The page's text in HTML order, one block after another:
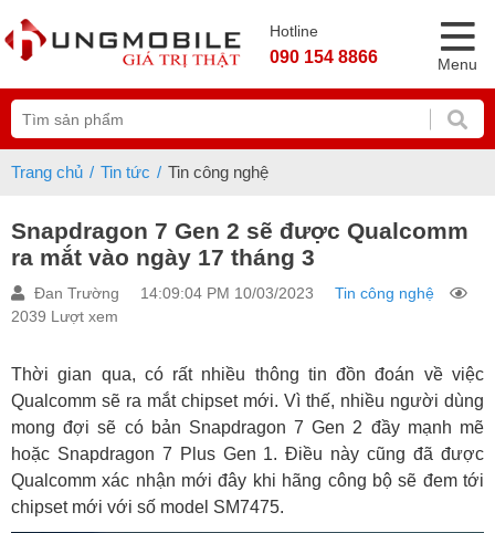
Hotline
090 154 8866 Menu
Trang chủ Tin tức Tin công nghệ
Snapdragon 7 Gen 2 sẽ được Qualcomm
ra mắt vào ngày 17 tháng 3
Đan Trường 14:09:04 PM 10/03/2023
Tin công nghệ
2039 Lượt xem
Thời gian qua, có rất nhiều thông tin đồn đoán về việc
Qualcomm sẽ ra mắt chipset mới. Vì thế, nhiều người dùng
mong đợi sẽ có bản Snapdragon 7 Gen 2 đầy mạnh mẽ
hoặc Snapdragon 7 Plus Gen 1. Điều này cũng đã được
Qualcomm xác nhận mới đây khi hãng công bộ sẽ đem tới
chipset mới với số model SM7475.